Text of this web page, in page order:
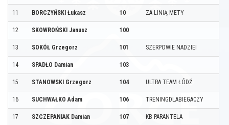
11 BORCZYŃSKI Łukasz 10 ZA LINIĄ METY
12 SKOWROŃSKI Janusz 100
13 SOKÓŁ Grzegorz 101 SZERPOWIE NADZIEI
14 SPADŁO Damian 103
15 STANOWSKI Grzegorz 104 ULTRA TEAM ŁÓDŹ
16 SUCHWAŁKO Adam 106 TRENINGDLABIEGACZY
17 SZCZEPANIAK Damian 107 KB PARANTELA